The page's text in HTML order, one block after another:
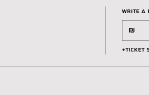
Write a
₪
+Ticket